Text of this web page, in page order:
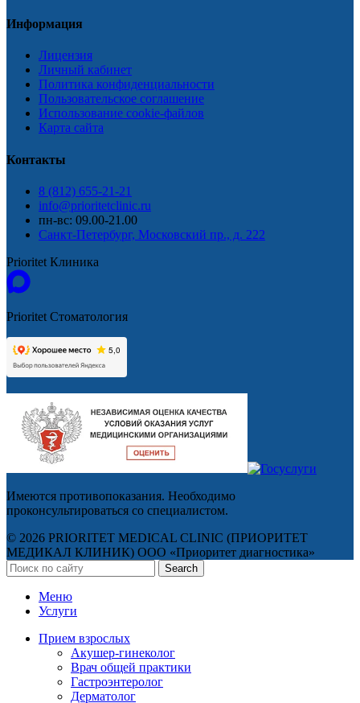
Информация
Лицензия
Личный кабинет
Политика конфиденциальности
Пользовательское соглашение
Использование cookie-файлов
Карта сайта
Контакты
8 (812) 655-21-21
info@prioritetclinic.ru
пн-вс: 09.00-21.00
Санкт-Петербург, Московский пр., д. 222
Prioritet Клиника
Prioritet Стоматология
Имеются противопоказания. Необходимо
проконсультироваться со специалистом.
© 2026 PRIORITET MEDICAL CLINIC (ПРИОРИТЕТ
МЕДИКАЛ КЛИНИК) ООО «Приоритет диагностика»
Search
Меню
Услуги
Прием взрослых
Акушер-гинеколог
Врач общей практики
Гастроэнтеролог
Дерматолог